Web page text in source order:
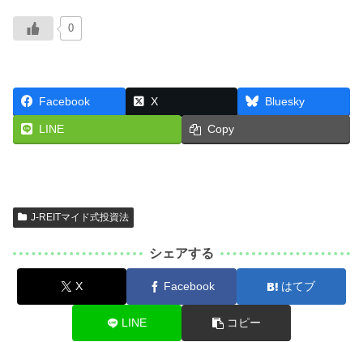
0
Facebook X Bluesky
LINE Copy
J-REITマイド式投資法
シェアする
X Facebook はてブ
LINE コピー